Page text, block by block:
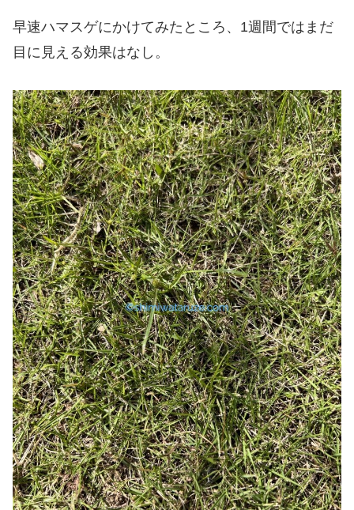
早速ハマスゲにかけてみたところ、1週間ではまだ
目に見える効果はなし。